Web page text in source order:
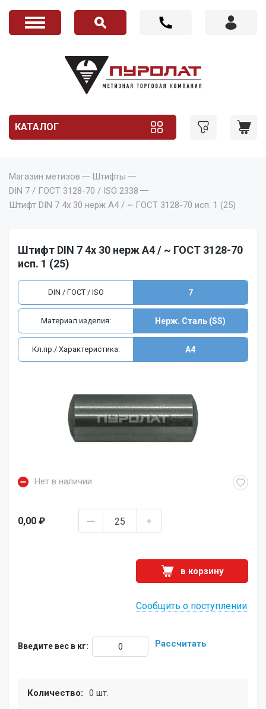
КАТАЛОГ
Магазин метизов
Штифты
DIN 7 / ГОСТ 3128-70 / ISO 2338
Штифт DIN 7 4x 30 нерж A4 / ~ ГОСТ 3128-70 исп. 1 (25)
Штифт DIN 7 4x 30 нерж A4 / ~ ГОСТ 3128-70
исп. 1 (25)
Нет в наличии
0,00 ₽
в корзину
Сообщить о поступлении
Введите вес в кг: Рассчитать
Количество: 0 шт.
DIN / ГОСТ / ISO 7
Материал изделия: Нерж. Сталь (SS)
Кл.пр./ Характеристика: A4